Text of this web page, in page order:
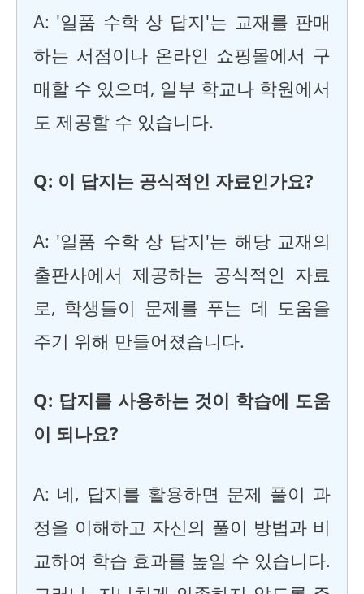
A: '일품 수학 상 답지'는 교재를 판매
하는 서점이나 온라인 쇼핑몰에서 구
매할 수 있으며, 일부 학교나 학원에서
도 제공할 수 있습니다.
Q: 이 답지는 공식적인 자료인가요?
A: '일품 수학 상 답지'는 해당 교재의
출판사에서 제공하는 공식적인 자료
로, 학생들이 문제를 푸는 데 도움을
주기 위해 만들어졌습니다.
Q: 답지를 사용하는 것이 학습에 도움
이 되나요?
A: 네, 답지를 활용하면 문제 풀이 과
정을 이해하고 자신의 풀이 방법과 비
교하여 학습 효과를 높일 수 있습니다.